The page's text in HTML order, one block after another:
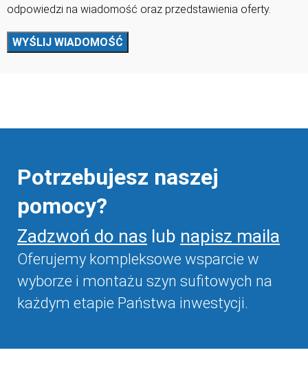
odpowiedzi na wiadomość oraz przedstawienia oferty.
Potrzebujesz naszej
pomocy?
Zadzwoń do nas lub napisz maila
Oferujemy kompleksowe wsparcie w
wyborze i montażu szyn sufitowych na
każdym etapie Państwa inwestycji.